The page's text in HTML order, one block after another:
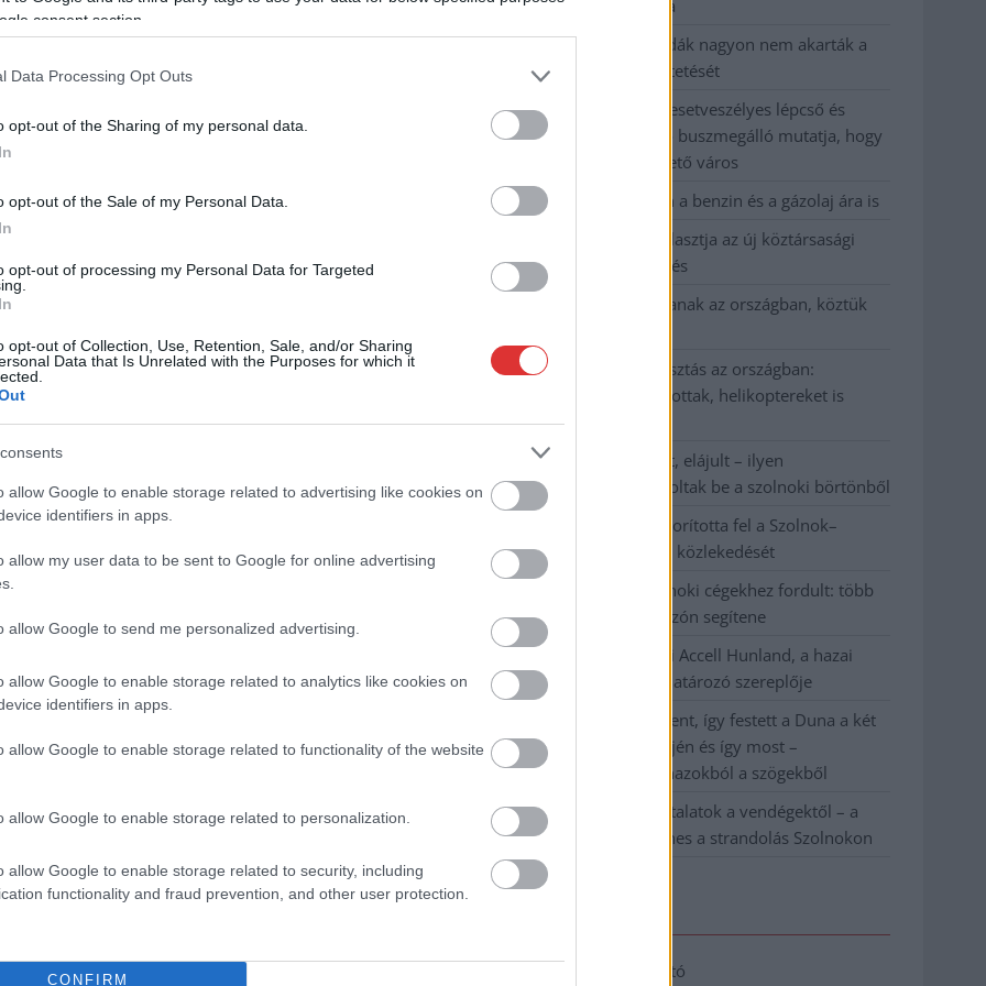
consent section.
Data Processing Opt Outs
opt-out of the Sharing of my personal data.
opt-out of the Sale of my Personal Data.
opt-out of processing my Personal Data for Targeted
opt-out of Collection, Use, Retention, Sale, and/or Sharing
Data that Is Unrelated with the Purposes for which it
allow Google to enable storage related to advertising like cookies on
identifiers in apps.
allow my user data to be sent to Google for online advertising
allow Google to send me personalized advertising.
allow Google to enable storage related to analytics like cookies on
identifiers in apps.
allow Google to enable storage related to functionality of the website
allow Google to enable storage related to personalization.
allow Google to enable storage related to security, including
functionality and fraud prevention, and other user protection.
CONFIRM
Ez is ígéret maradt: most éppen azért nem épül a
a tószegi Accell
anyavállalat
Tánccal, zeneszóval és vásárral
Jászberény, ma indul a XXXIV.
JNSZ megyei hírek
kevesebbet vittek haza
A Szolnok megyei gazdák nagyon nem akarták a
JÉGER további üzemeltetését
Csendélet 5.0: alig balesetveszélyes lépcső és
remek állapotban levő buszmegálló mutatja, hogy
Szolnok mennyire élhető város
Pénteken újra csökken a benzin és a gázolaj ára is
Napokon belül megválasztja az új köztársasági
elnököt az Országgyűlés
Kiterjedt tüzek pusztítanak az országban, köztük
Harmadfokú hőségriasztás az országban:
Szolnokon klímát javítottak, helikoptereket is
bevetettek a tüzeknél
A zárkában rosszul lett, elájult – ilyen
körülményekről számoltak be a szolnoki börtönből
Váratlan fennakadás borította fel a Szolnok–
Kecskemét vasútvonal közlekedését
A polgármester a szolnoki cégekhez fordult: több
száz elbocsátott dolgozón segítene
Csődbe ment a tószegi Accell Hunland, a hazai
kerékpárgyártás meghatározó szereplője
Egyszer fent, egyszer lent, így festett a Duna a két
évvel ezelőtti árvíz idején és így most –
fotógyűjtemény ugyanazokból a szögekből
Ilyenek eddig a tapasztalatok a vendégektől – a
hőhullám miatt ingyenes a strandolás Szolnokon
Adatkezelési tájékoztató